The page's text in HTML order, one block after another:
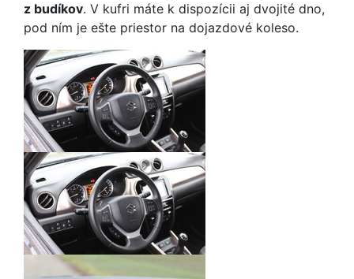
z budíkov. V kufri máte k dispozícii aj dvojité dno,
pod ním je ešte priestor na dojazdové koleso.